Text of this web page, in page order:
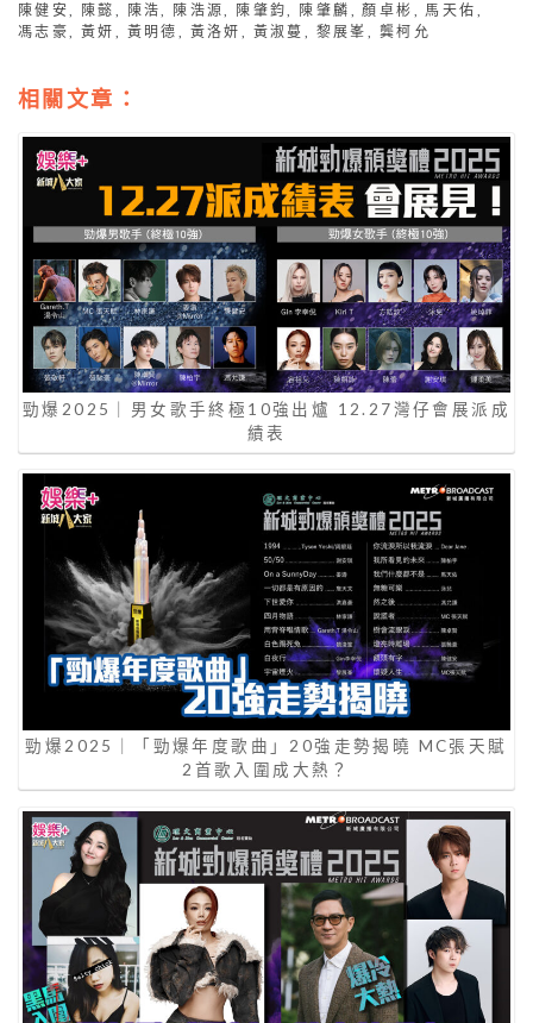
陳健安, 陳懿 , 陳浩, 陳浩源, 陳肇鈞, 陳肇麟 ,顏卓彬 , 馬天佑 ,
馮志豪,黃妍 , 黃明德 , 黃洛妍 , 黃淑蔓 , 黎展峯 , 龔柯允
相關文章：
勁爆2025｜男女歌手終極10強出爐 12.27灣仔會展派成
績表
勁爆2025｜「勁爆年度歌曲」20強走勢揭曉 MC張天賦
2首歌入圍成大熱？